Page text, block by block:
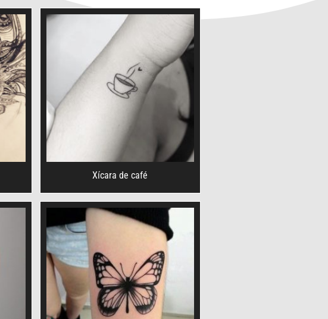
Xícara de café